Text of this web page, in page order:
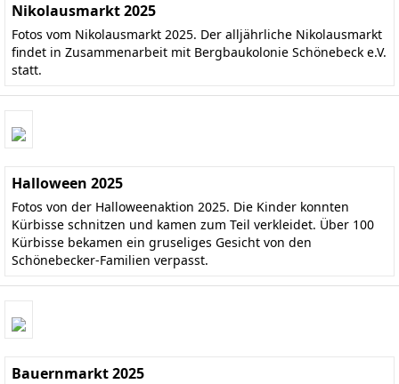
Nikolausmarkt 2025
Fotos vom Nikolausmarkt 2025. Der alljährliche Nikolausmarkt
findet in Zusammenarbeit mit Bergbaukolonie Schönebeck e.V.
statt.
Halloween 2025
Fotos von der Halloweenaktion 2025. Die Kinder konnten
Kürbisse schnitzen und kamen zum Teil verkleidet. Über 100
Kürbisse bekamen ein gruseliges Gesicht von den
Schönebecker-Familien verpasst.
Bauernmarkt 2025